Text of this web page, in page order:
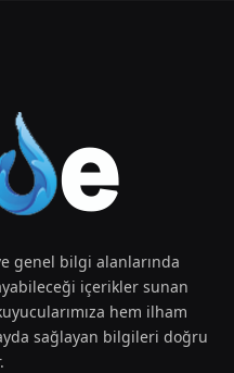
genel bilgi alanlarında
içerikler sunan
hem ilham
sağlayan bilgileri doğru